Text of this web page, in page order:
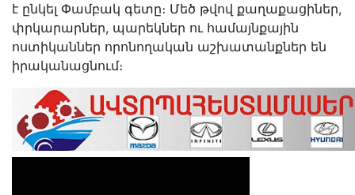
է ընկել Փամբակ գետը։ Մեծ թվով քաղաքացիներ,
փրկարարներ, պարեկներ ու համայնքային
ոստիկաններ որոնողական աշխատանքներ են
իրականացնում։